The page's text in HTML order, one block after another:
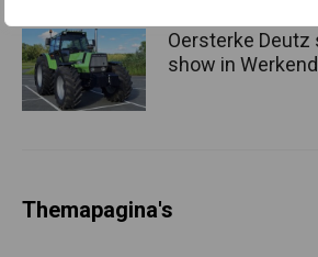
Oersterke Deutz
show in
Themapagina's